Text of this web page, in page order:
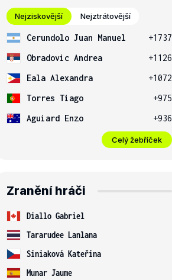
Nejziskovější Nejztrátovější
Cerundolo Juan Manuel
+1737
Obradovic Andrea
+1126
Eala Alexandra
+1072
Torres Tiago
+975
Aguiard Enzo
+936
Celý žebříček
Zranění hráči
Diallo Gabriel
Tararudee Lanlana
Siniaková Kateřina
Munar Jaume